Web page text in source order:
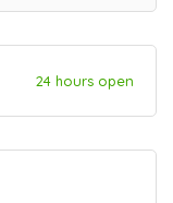
24 hours open